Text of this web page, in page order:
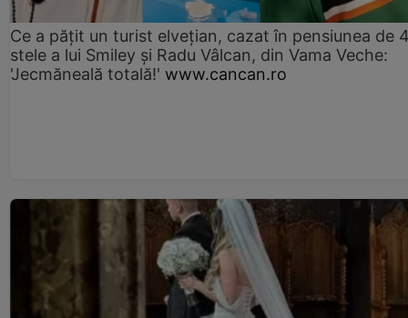
Ce a pățit un turist elvețian, cazat în pensiunea de
stele a lui Smiley și Radu Vâlcan, din Vama Veche:
'Jecmăneală totală!' www.cancan.ro